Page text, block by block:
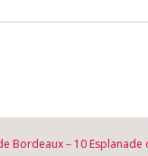
Bordeaux – 10 Esplanade